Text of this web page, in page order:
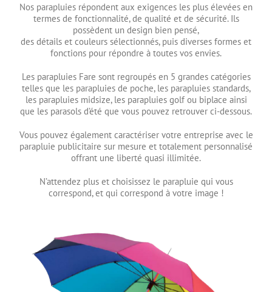
Nos parapluies répondent aux exigences les plus élevées en
termes de fonctionnalité, de qualité et de sécurité. Ils
possèdent un design bien pensé,
des détails et couleurs sélectionnés, puis diverses formes et
fonctions pour répondre à toutes vos envies.
Les parapluies Fare sont regroupés en 5 grandes catégories
telles que les parapluies de poche, les parapluies standards,
les parapluies midsize, les parapluies golf ou biplace ainsi
que les parasols d’été que vous pouvez retrouver ci-dessous.
Vous pouvez également caractériser votre entreprise avec le
parapluie publicitaire sur mesure et totalement personnalisé
offrant une liberté quasi illimitée.
N’attendez plus et choisissez le parapluie qui vous
correspond, et qui correspond à votre image !